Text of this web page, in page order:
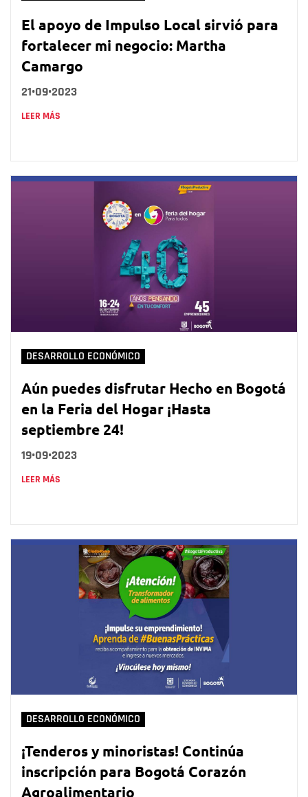
El apoyo de Impulso Local sirvió para
fortalecer mi negocio: Martha
Camargo
21•09•2023
LEER MÁS
DESARROLLO ECONÓMICO
Aún puedes disfrutar Hecho en Bogotá
en la Feria del Hogar ¡Hasta
septiembre 24!
19•09•2023
LEER MÁS
DESARROLLO ECONÓMICO
¡Tenderos y minoristas! Continúa
inscripción para Bogotá Corazón
Agroalimentario